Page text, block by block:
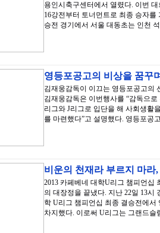
용인시축구센터에서 열렸다. 이번
16강전부터 토너먼트로 최종 승자
승전 경기에서 서울 대동초는 인천
영등포공고의 비상을 꿈꾸
김재웅감독이 이끄는 영등포공고의
김재웅감독은 이번행사를 “감독으
리그와 J리그로 입단을 해 사회생활
를 마련했다”고 설명했다. 영등포공
비운의 천재라 부르지 마
2013 카페베네 대학U리그 챔피언십
의 대장정을 끝냈다. 지난 22일 13시
학 U리그 챔피언십 최종 결승전에
차지했다. 이로써 U리그는 그랜드